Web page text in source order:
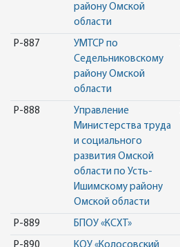
району Омской
области
Р-887
УМТСР по
Седельниковскому
району Омской
области
Р-888
Управление
Министерства труда
и социального
развития Омской
области по Усть-
Ишимскому району
Омской области
Р-889 БПОУ «КСХТ»